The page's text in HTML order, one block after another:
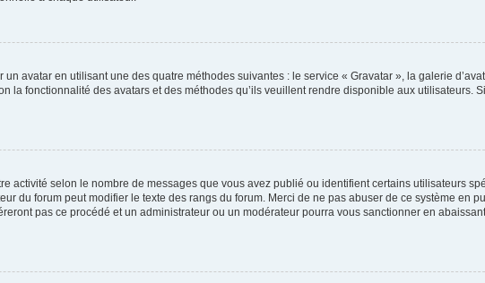
avatar en utilisant une des quatre méthodes suivantes : le service « Gravatar », la galerie
la fonctionnalité des avatars et des méthodes qu’ils veuillent rendre disponible aux utilisateurs.
activité selon le nombre de messages que vous avez publié ou identifient certains utilisateurs
du forum peut modifier le texte des rangs du forum. Merci de ne pas abuser de ce système en
pas ce procédé et un administrateur ou un modérateur pourra vous sanctionner en